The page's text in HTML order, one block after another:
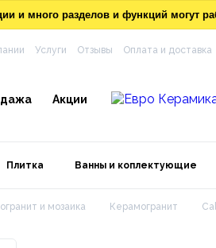
и много разделов и функций
Услуги Отзывы Оплата и доставка
Акции
Плитка Ванны и коплектующие
и мозаика Керамогранит